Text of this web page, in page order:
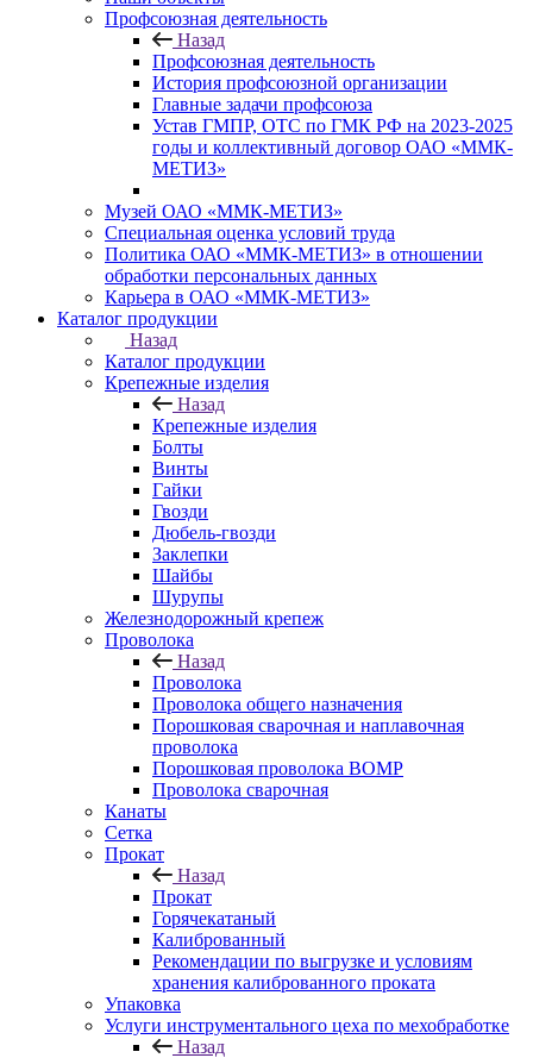
Профсоюзная деятельность
Назад
Профсоюзная деятельность
История профсоюзной организации
Главные задачи профсоюза
Устав ГМПР, ОТС по ГМК РФ на 2023-2025
годы и коллективный договор ОАО «ММК-
МЕТИЗ»
Музей ОАО «ММК-МЕТИЗ»
Специальная оценка условий труда
Политика ОАО «ММК-МЕТИЗ» в отношении
обработки персональных данных
Карьера в ОАО «ММК-МЕТИЗ»
Каталог продукции
Назад
Каталог продукции
Крепежные изделия
Назад
Крепежные изделия
Болты
Винты
Гайки
Гвозди
Дюбель-гвозди
Заклепки
Шайбы
Шурупы
Железнодорожный крепеж
Проволока
Назад
Проволока
Проволока общего назначения
Порошковая сварочная и наплавочная
проволока
Порошковая проволока ВОМР
Проволока сварочная
Канаты
Сетка
Прокат
Назад
Прокат
Горячекатаный
Калиброванный
Рекомендации по выгрузке и условиям
хранения калиброванного проката
Упаковка
Услуги инструментального цеха по мехобработке
Назад